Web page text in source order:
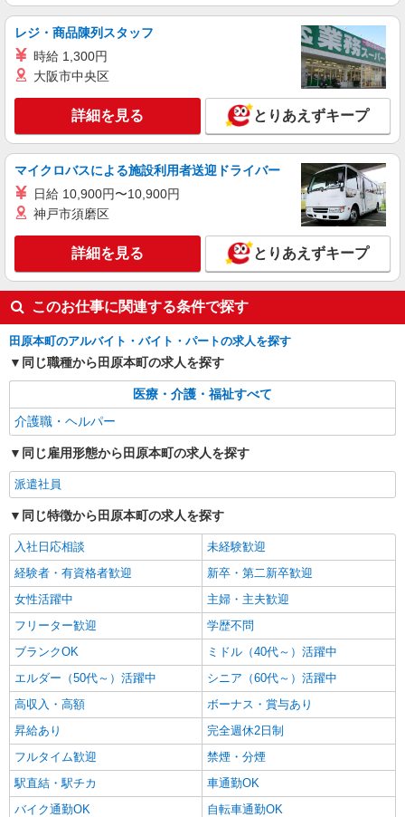
キープ 詳細を見る
派遣社員
株式会社kotrio /●NR-H-2067922
田原本町｜まずは送迎業務で活躍しよう◎デイ
サービスSTAFF
時給1500円〜2125円 ＜日払い有/週払い有/交
通費全支給(ガソリン代含む)＞
田原本町
詳細を見る
株式会社ブレイブ（マイナビグループ）/MD29
介護スタッフ ◆デイサービス、サービス付き
高齢者向け住宅、グループホームなど様々な勤
務先から選べます。
未経験：時給1500〜1700円（資格・経験によ
る） 経験者：時給1700〜1900円（資格・経験によ
る） ◎月収例 時給1900円×1日8時間×22日（週5
日）＝33万4400円 ◆昇給あり ◆支払い方法 ※日
払い/週払い/月払い対応も可能です。詳しくは面談
当社規定あり
奈良県田原本町 【最寄駅】 ◆近鉄橿原線「笠
縫駅」 ◆近鉄田原本線「黒田駅」 ◆近鉄橿原線
す！
詳細を見る
レジ・商品陳列スタッフ
時給 1,300円
大阪市中央区
詳細を見る とりあえずキープ
マイクロバスによる施設利用者送迎ドライバー
日給 10,900円〜10,900円
神戸市須磨区
詳細を見る とりあえずキープ
このお仕事に関連する条件で探す
田原本町のアルバイト・バイト・パートの求人を探す
同じ職種から田原本町の求人を探す
医療・介護・福祉すべて
介護職・ヘルパー
同じ雇用形態から田原本町の求人を探す
派遣社員
同じ特徴から田原本町の求人を探す
入社日応相談
未経験歓迎
経験者・有資格者歓迎
新卒・第二新卒歓迎
女性活躍中
主婦・主夫歓迎
フリーター歓迎
学歴不問
ブランクOK
ミドル（40代～）活躍中
エルダー（50代～）活躍中
シニア（60代～）活躍中
高収入・高額
ボーナス・賞与あり
昇給あり
完全週休2日制
フルタイム歓迎
禁煙・分煙
駅直結・駅チカ
車通勤OK
バイク通勤OK
自転車通勤OK